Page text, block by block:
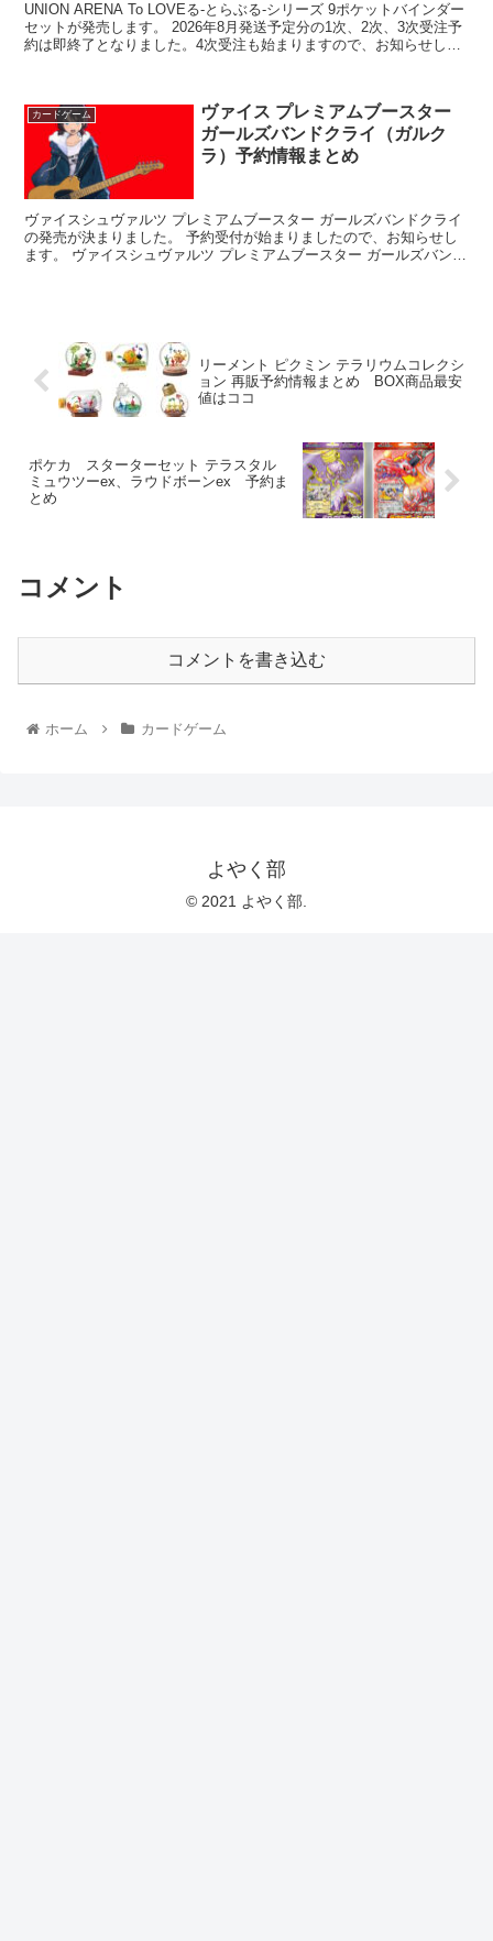
UNION ARENA To LOVEる-とらぶる-シリーズ 9ポケットバインダー
セットが発売します。 2026年8月発送予定分の1次、2次、3次受注予
約は即終了となりました。4次受注も始まりますので、お知らせしま
カードゲーム
ヴァイス プレミアムブースター
ガールズバンドクライ（ガルク
ラ）予約情報まとめ
ヴァイスシュヴァルツ プレミアムブースター ガールズバンドクライ
の発売が決まりました。 予約受付が始まりましたので、お知らせし
ます。 ヴァイスシュヴァルツ プレミアムブースター ガールズバンド
リーメント ピクミン テラリウムコレクシ
ョン 再販予約情報まとめ BOX商品最安
値はココ
ポケカ スターターセット テラスタル
ミュウツーex、ラウドボーンex 予約ま
とめ
コメント
コメントを書き込む
ホーム カードゲーム
よやく部
© 2021 よやく部.